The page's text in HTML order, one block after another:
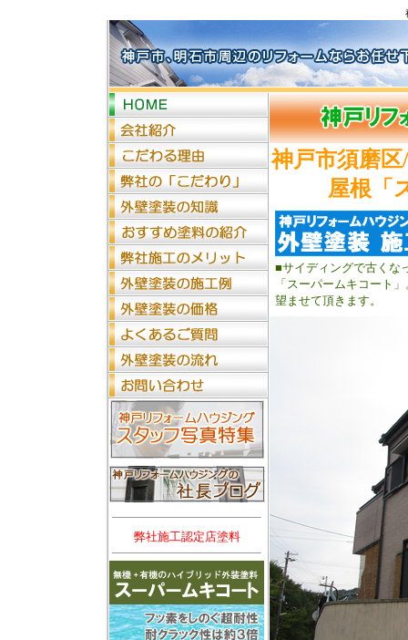
弊社施工認定店塗料
神戸市須磨
屋根「
■サイディングで古くな
「スーパームキコート
望ませて頂きます。